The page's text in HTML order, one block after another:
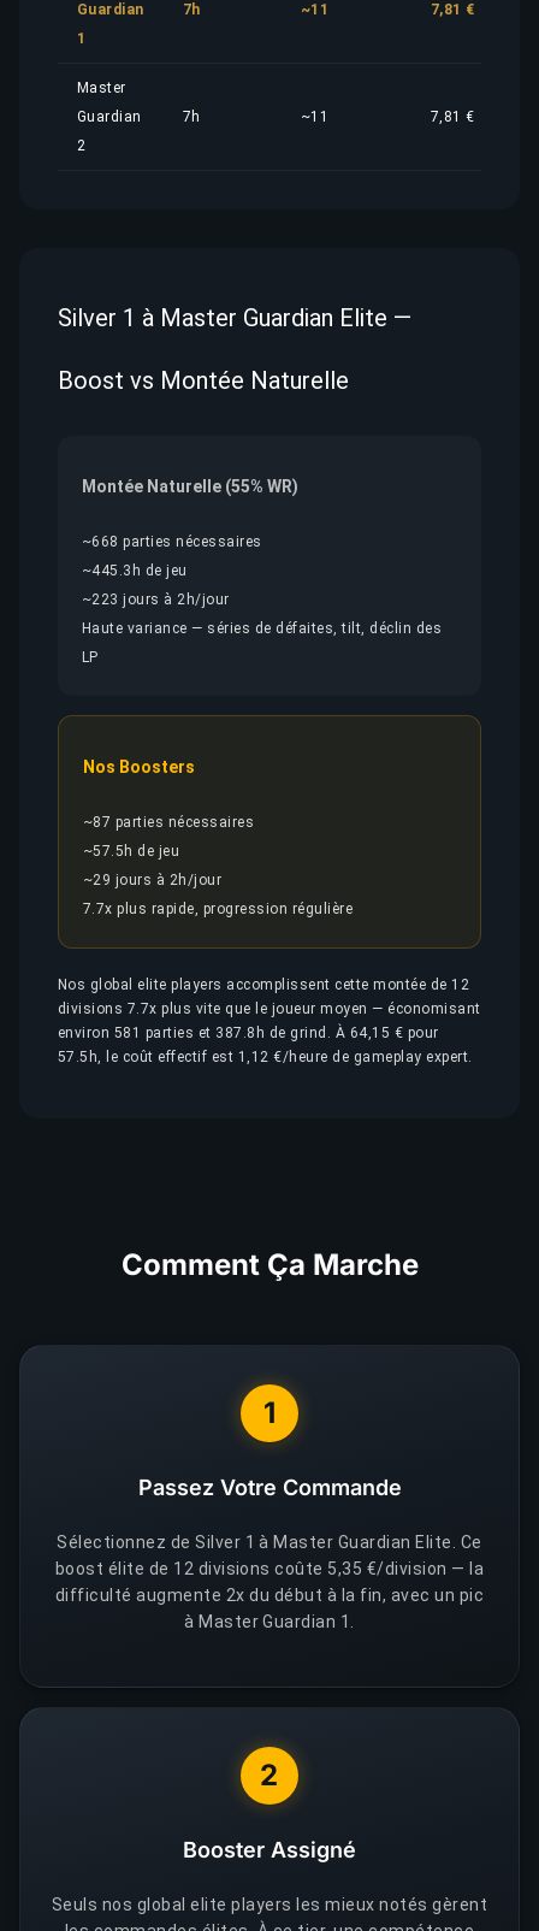
Guardian
1
7h ~11 7,81 €
Master
Guardian
2
7h ~11 7,81 €
Silver 1 à Master Guardian Elite —
Boost vs Montée Naturelle
Montée Naturelle (55% WR)
~668 parties nécessaires
~445.3h de jeu
~223 jours à 2h/jour
Haute variance — séries de défaites, tilt, déclin des
LP
Nos Boosters
~87 parties nécessaires
~57.5h de jeu
~29 jours à 2h/jour
7.7x plus rapide, progression régulière
Nos global elite players accomplissent cette montée de 12
divisions 7.7x plus vite que le joueur moyen — économisant
environ 581 parties et 387.8h de grind. À 64,15 € pour
57.5h, le coût effectif est 1,12 €/heure de gameplay expert.
Comment Ça Marche
1
Passez Votre Commande
Sélectionnez de Silver 1 à Master Guardian Elite. Ce
boost élite de 12 divisions coûte 5,35 €/division — la
difficulté augmente 2x du début à la fin, avec un pic
à Master Guardian 1.
2
Booster Assigné
Seuls nos global elite players les mieux notés gèrent